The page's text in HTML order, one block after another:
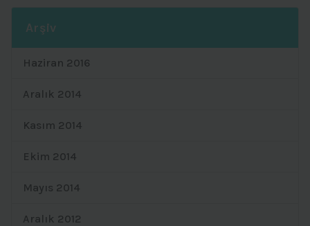
Arşiv
Haziran 2016
Aralık 2014
Kasım 2014
Ekim 2014
Mayıs 2014
Aralık 2012